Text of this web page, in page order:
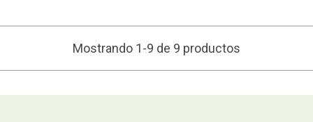
Mostrando 1-9 de 9 productos